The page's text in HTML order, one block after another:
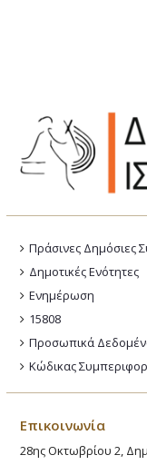
Πράσινες Δημόσιες
Δημοτικές Ενότητες
Ενημέρωση
15808
Προσωπικά
Κώδικας
Επικοινωνία
28ης Οκτωβρίου 2,